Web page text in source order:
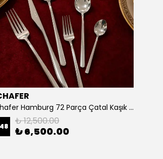
Schafer Hamburg 72 Parça Çatal Kaşık Bıçak Takımı
48 ₺ 12,500.00
₺ 6,500.00